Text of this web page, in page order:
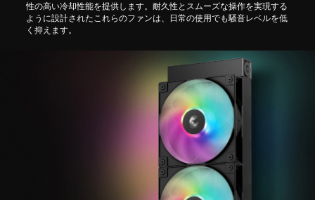
性の高い冷却性能を提供します。耐久性とスムーズな操作を実現する
ように設計されたこれらのファンは、日常の使用でも騒音レベルを低
く抑えます。